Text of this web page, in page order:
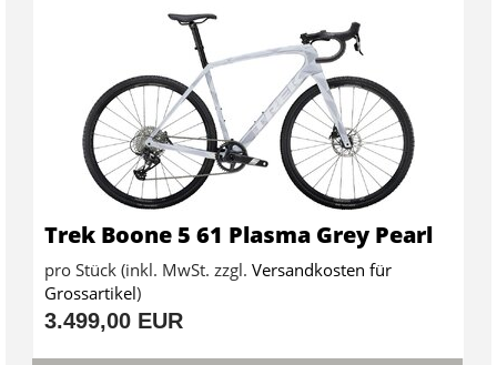
Trek Boone 5 61 Plasma Grey Pearl
pro Stück (inkl. MwSt. zzgl. Versandkosten für
Grossartikel)
3.499,00 EUR